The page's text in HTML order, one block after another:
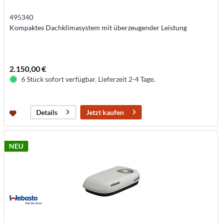
495340
Kompaktes Dachklimasystem mit überzeugender Leistung
2.150,00 €
6 Stück sofort verfügbar. Lieferzeit 2-4 Tage.
Details Jetzt kaufen
NEU